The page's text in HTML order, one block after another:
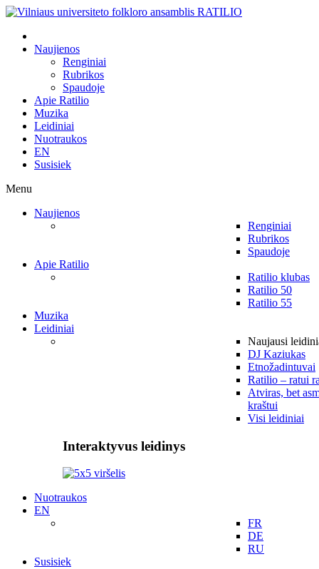
Naujienos
Renginiai
Rubrikos
Spaudoje
Apie Ratilio
Muzika
Leidiniai
Nuotraukos
EN
Susisiek
Menu
Naujienos
Renginiai
Rubrikos
Spaudoje
Apie Ratilio
Ratilio klubas
Ratilio 50
Ratilio 55
Muzika
Leidiniai
Naujausi
DJ Kaziukas
Etnožadintuvai
Ratilio – ratui
Atviras, bet
kraštui
Visi leidiniai
Interaktyvus leidinys
Nuotraukos
EN
FR
DE
RU
Susisiek